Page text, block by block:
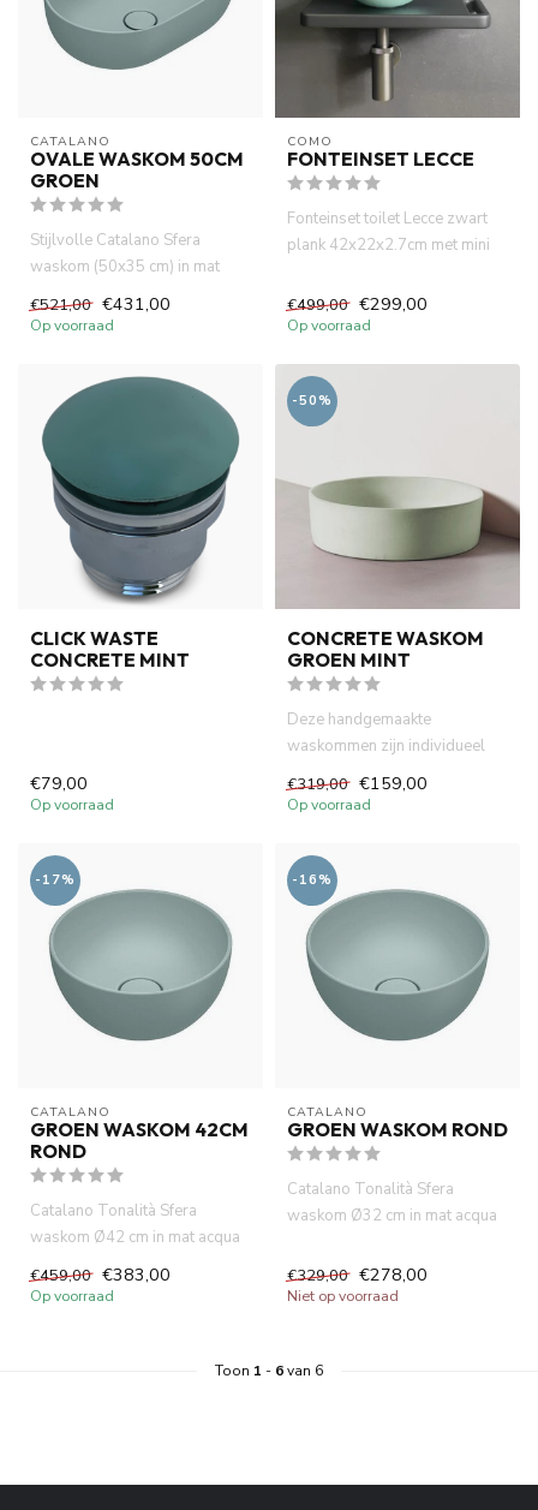
CATALANO
OVALE WASKOM 50CM
GROEN
Stijlvolle Catalano Sfera
waskom (50x35 cm) in mat
acqua groen. Ovale vorm,
kera...
€521,00 €431,00
Op voorraad
COMO
FONTEINSET LECCE
Fonteinset toilet Lecce zwart
plank 42x22x2.7cm met mini
€499,00 €299,00
Op voorraad
CLICK WASTE
CONCRETE MINT
€79,00
Op voorraad
-50%
CONCRETE WASKOM
GROEN MINT
Deze handgemaakte
waskommen zijn individueel
gemaakt en geverfd met
natuurlijke ...
€319,00 €159,00
Op voorraad
-17%
CATALANO
GROEN WASKOM 42CM
ROND
Catalano Tonalità Sfera
waskom Ø42 cm in mat acqua
groen. Ronde opbouwkom
zonder...
€459,00 €383,00
Op voorraad
-16%
CATALANO
GROEN WASKOM ROND
Catalano Tonalità Sfera
waskom Ø32 cm in mat acqua
zonder...
€329,00 €278,00
Niet op voorraad
Toon 1 - 6van 6